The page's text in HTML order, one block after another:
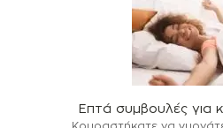
Επτά συμβουλές για